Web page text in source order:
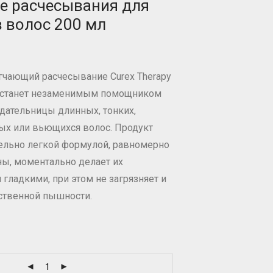
расчесывания для
волос 200 мл
расчесывание Curex Therapy
станет незаменимым помощником
длинных, тонких,
или вьющихся волос. Продукт
легкой формулой, равномерно
моментально делает их
при этом не загрязняет и
пышности.